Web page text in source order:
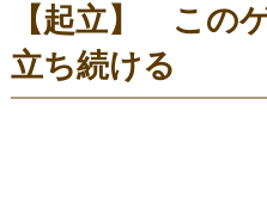
【起立】 この
立ち続ける